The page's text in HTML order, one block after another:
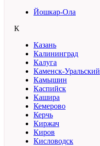
Йошкар-Ола
К
Казань
Калининград
Калуга
Каменск-Уральский
Камышин
Каспийск
Кашира
Кемерово
Керчь
Киржач
Киров
Кисловодск